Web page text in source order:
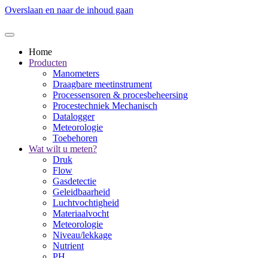
Overslaan en naar de inhoud gaan
Home
Producten
Manometers
Draagbare meetinstrument
Processensoren & procesbeheersing
Procestechniek Mechanisch
Datalogger
Meteorologie
Toebehoren
Wat wilt u meten?
Druk
Flow
Gasdetectie
Geleidbaarheid
Luchtvochtigheid
Materiaalvocht
Meteorologie
Niveau/lekkage
Nutrient